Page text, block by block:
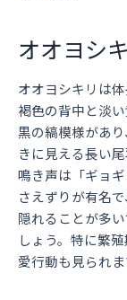
オオヨシ
オオヨシキリは
褐色の背中と淡
黒の縞模様があ
きに見える長い
鳴き声は「ギョ
さえずりが有名
隠れることが多
しょう。特に繁
愛行動も見られま